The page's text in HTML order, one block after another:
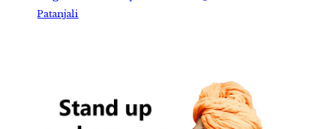
Patanjali